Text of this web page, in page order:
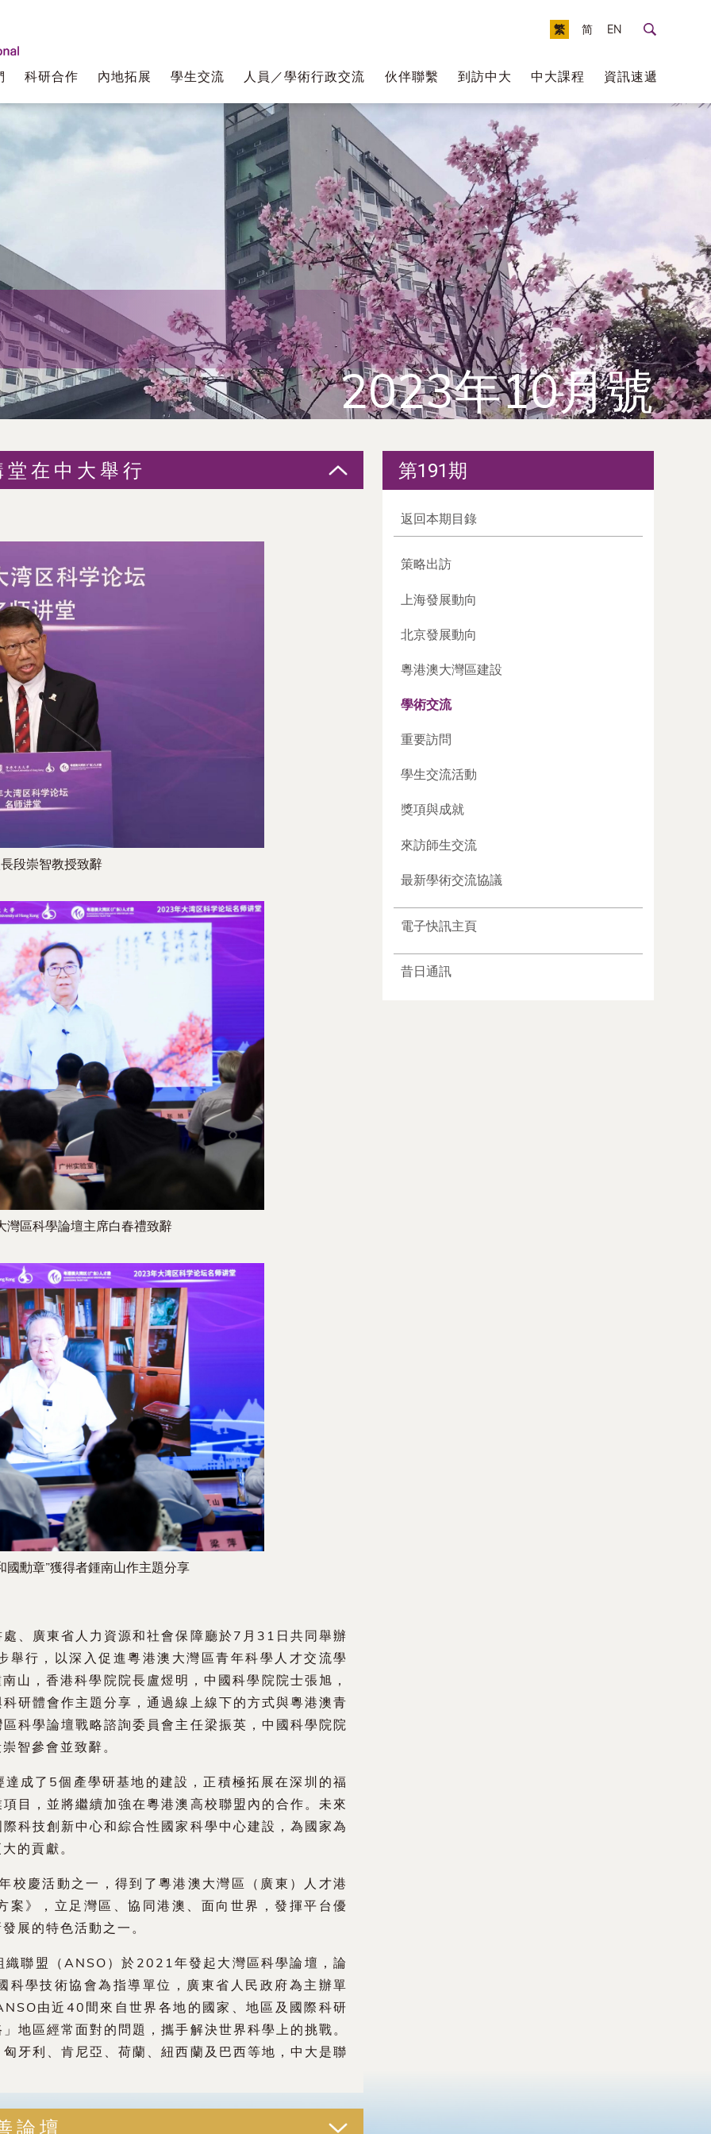
EN
繁 简
科研合作 內地拓展 學生交流 人員／學術行政交流 伙伴聯繫 到訪中大 中大課程 資訊速遞
2023年10月號
在中大舉行
段崇智教授致辭
灣區科學論壇主席白春禮致辭
國勳章”獲得者鍾南山作主題分享
、廣東省人力資源和社會保障廳於7月31日共同舉辦
舉行，以深入促進粵港澳大灣區青年科學人才交流學
山，香港科學院院長盧煜明，中國科學院院士張旭，
研體會作主題分享，通過線上線下的方式與粵港澳青
科學論壇戰略諮詢委員會主任梁振英，中國科學院院
智參會並致辭。
成了5個產學研基地的建設，正積極拓展在深圳的福
目，並將繼續加強在粵港澳高校聯盟內的合作。未來
科技創新中心和綜合性國家科學中心建設，為國家為
的貢獻。
校慶活動之一，得到了粵港澳大灣區（廣東）人才港
案》，立足灣區、協同港澳、面向世界，發揮平台優
展的特色活動之一。
聯盟（ANSO）於2021年發起大灣區科學論壇，論
科學技術協會為指導單位，廣東省人民政府為主辦單
由近40間來自世界各地的國家、地區及國際科研
地區經常面對的問題，攜手解決世界科學上的挑戰。
牙利、肯尼亞、荷蘭、紐西蘭及巴西等地，中大是聯
論壇
第191期
返回本期目錄
策略出訪
上海發展動向
北京發展動向
粵港澳大灣區建設
學術交流
重要訪問
學生交流活動
獎項與成就
來訪師生交流
最新學術交流協議
電子快訊主頁
昔日通訊